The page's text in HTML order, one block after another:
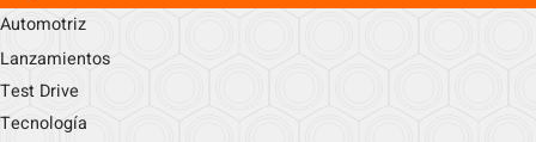
Automotriz
Lanzamientos
Test Drive
Tecnología